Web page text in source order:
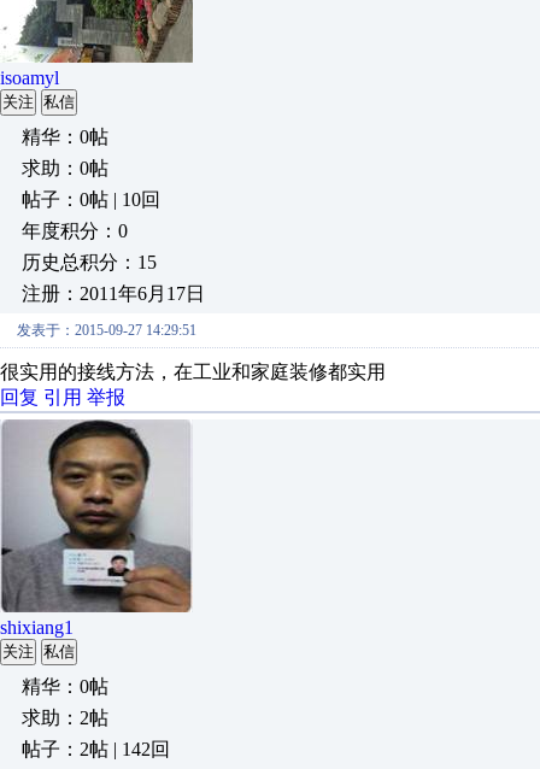
isoamyl
关注 私信
精华：0帖
求助：0帖
帖子：0帖 | 10回
年度积分：0
历史总积分：15
注册：2011年6月17日
发表于：2015-09-27 14:29:51
很实用的接线方法，在工业和家庭装修都实用
回复 引用 举报
shixiang1
关注 私信
精华：0帖
求助：2帖
帖子：2帖 | 142回